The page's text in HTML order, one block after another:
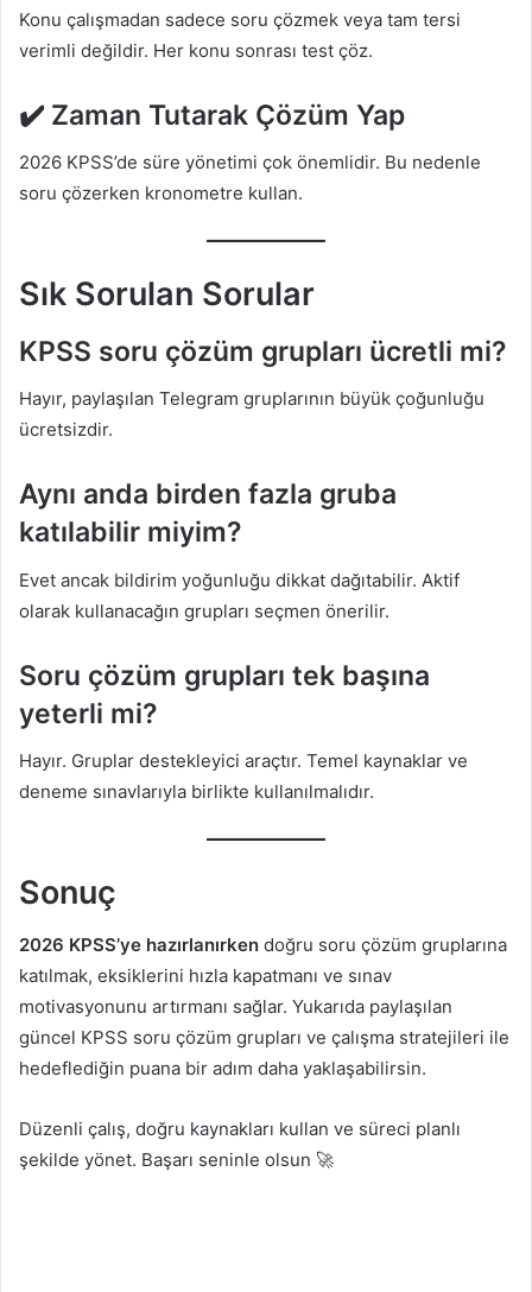
Konu çalışmadan sadece soru çözmek veya tam tersi
verimli değildir. Her konu sonrası test çöz.
✔️ Zaman Tutarak Çözüm Yap
2026 KPSS’de süre yönetimi çok önemlidir. Bu nedenle
soru çözerken kronometre kullan.
Sık Sorulan Sorular
KPSS soru çözüm grupları ücretli mi?
Hayır, paylaşılan Telegram gruplarının büyük çoğunluğu
ücretsizdir.
Aynı anda birden fazla gruba
katılabilir miyim?
Evet ancak bildirim yoğunluğu dikkat dağıtabilir. Aktif
olarak kullanacağın grupları seçmen önerilir.
Soru çözüm grupları tek başına
yeterli mi?
Hayır. Gruplar destekleyici araçtır. Temel kaynaklar ve
deneme sınavlarıyla birlikte kullanılmalıdır.
Sonuç
2026 KPSS’ye hazırlanırken doğru soru çözüm gruplarına
katılmak, eksiklerini hızla kapatmanı ve sınav
motivasyonunu artırmanı sağlar. Yukarıda paylaşılan
güncel KPSS soru çözüm grupları ve çalışma stratejileri ile
hedeflediğin puana bir adım daha yaklaşabilirsin.
Düzenli çalış, doğru kaynakları kullan ve süreci planlı
şekilde yönet. Başarı seninle olsun 🚀